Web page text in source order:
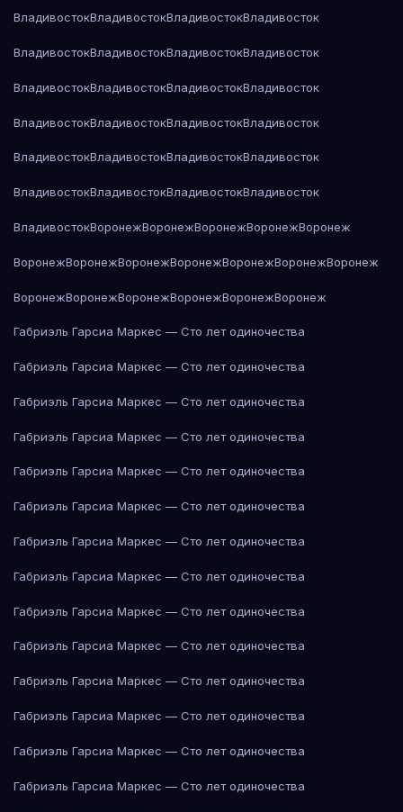
ВладивостокВладивостокВладивостокВладивосток
ВладивостокВладивостокВладивостокВладивосток
ВладивостокВладивостокВладивостокВладивосток
ВладивостокВладивостокВладивостокВладивосток
ВладивостокВладивостокВладивостокВладивосток
ВладивостокВладивостокВладивостокВладивосток
ВладивостокВоронежВоронежВоронежВоронежВоронеж
ВоронежВоронежВоронежВоронежВоронежВоронежВоронеж
ВоронежВоронежВоронежВоронежВоронежВоронеж
Габриэль Гарсиа Маркес — Сто лет одиночества
Габриэль Гарсиа Маркес — Сто лет одиночества
Габриэль Гарсиа Маркес — Сто лет одиночества
Габриэль Гарсиа Маркес — Сто лет одиночества
Габриэль Гарсиа Маркес — Сто лет одиночества
Габриэль Гарсиа Маркес — Сто лет одиночества
Габриэль Гарсиа Маркес — Сто лет одиночества
Габриэль Гарсиа Маркес — Сто лет одиночества
Габриэль Гарсиа Маркес — Сто лет одиночества
Габриэль Гарсиа Маркес — Сто лет одиночества
Габриэль Гарсиа Маркес — Сто лет одиночества
Габриэль Гарсиа Маркес — Сто лет одиночества
Габриэль Гарсиа Маркес — Сто лет одиночества
Габриэль Гарсиа Маркес — Сто лет одиночества